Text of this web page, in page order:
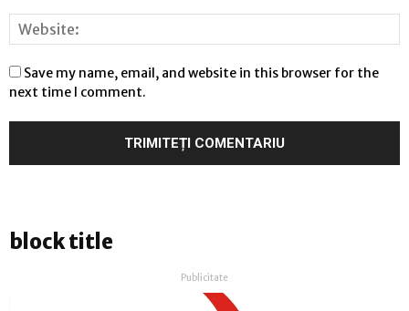
Save my name, email, and website in this browser for the
next time I comment.
block title
Publicitate